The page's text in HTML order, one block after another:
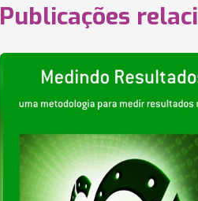
Publicações